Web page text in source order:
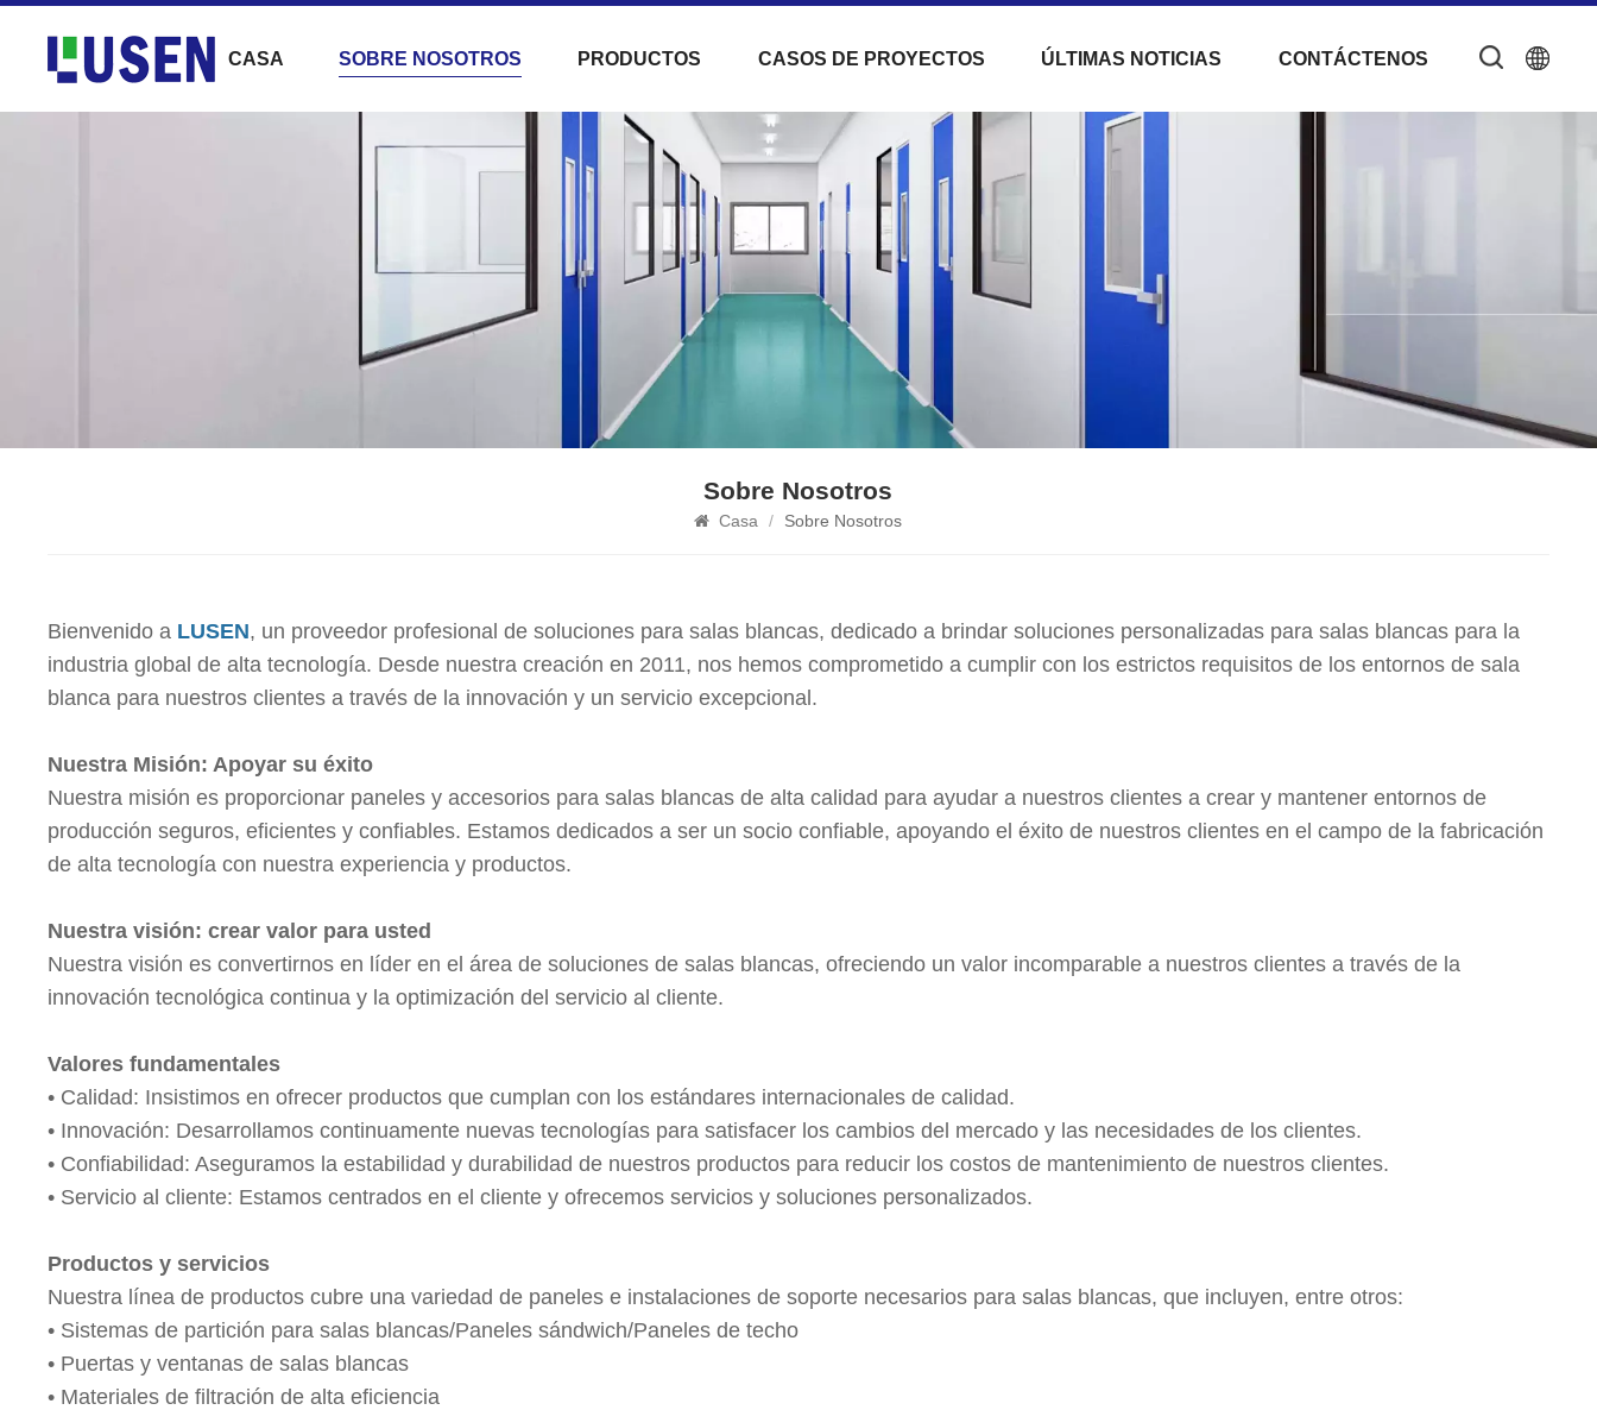
CASA SOBRE NOSOTROS PRODUCTOS CASOS DE PROYECTOS ÚLTIMAS NOTICIAS CONTÁCTENOS
Sobre Nosotros
Casa / Sobre Nosotros
Bienvenido a LUSEN, un proveedor profesional de soluciones para salas blancas, dedicado a brindar soluciones personalizadas para salas blancas para la
industria global de alta tecnología. Desde nuestra creación en 2011, nos hemos comprometido a cumplir con los estrictos requisitos de los entornos de sala
blanca para nuestros clientes a través de la innovación y un servicio excepcional.
Nuestra Misión: Apoyar su éxito
Nuestra misión es proporcionar paneles y accesorios para salas blancas de alta calidad para ayudar a nuestros clientes a crear y mantener entornos de
producción seguros, eficientes y confiables. Estamos dedicados a ser un socio confiable, apoyando el éxito de nuestros clientes en el campo de la fabricación
de alta tecnología con nuestra experiencia y productos.
Nuestra visión: crear valor para usted
Nuestra visión es convertirnos en líder en el área de soluciones de salas blancas, ofreciendo un valor incomparable a nuestros clientes a través de la
innovación tecnológica continua y la optimización del servicio al cliente.
Valores fundamentales
• Calidad: Insistimos en ofrecer productos que cumplan con los estándares internacionales de calidad.
• Innovación: Desarrollamos continuamente nuevas tecnologías para satisfacer los cambios del mercado y las necesidades de los clientes.
• Confiabilidad: Aseguramos la estabilidad y durabilidad de nuestros productos para reducir los costos de mantenimiento de nuestros clientes.
• Servicio al cliente: Estamos centrados en el cliente y ofrecemos servicios y soluciones personalizados.
Productos y servicios
Nuestra línea de productos cubre una variedad de paneles e instalaciones de soporte necesarios para salas blancas, que incluyen, entre otros:
• Sistemas de partición para salas blancas/Paneles sándwich/Paneles de techo
• Puertas y ventanas de salas blancas
• Materiales de filtración de alta eficiencia